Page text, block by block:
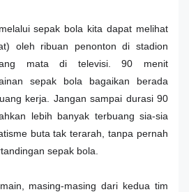
sepak bola kita dapat melihat
oleh ribuan penonton di stadion
mata di televisi. 90 menit
sepak bola bagaikan berada
kerja. Jangan sampai durasi 90
lebih banyak terbuang sia-sia
buta tak terarah, tanpa pernah
sepak bola.
masing-masing dari kedua tim